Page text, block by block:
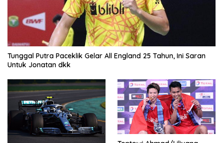
Tunggal Putra Paceklik Gelar All England 25 Tahun, Ini Saran
Untuk Jonatan dkk